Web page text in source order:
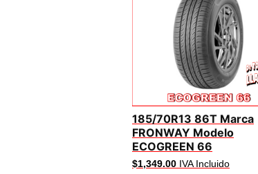
185/70R13 86T Marca
FRONWAY Modelo
ECOGREEN 66
$1,349.00 IVA Incluido